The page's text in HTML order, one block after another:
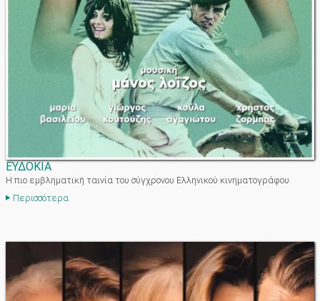
ΕΥΔΟΚΙΑ
Η πιο εμβληματική ταινία του σύγχρονου Ελληνικού κινηματογράφου
Περισσότερα